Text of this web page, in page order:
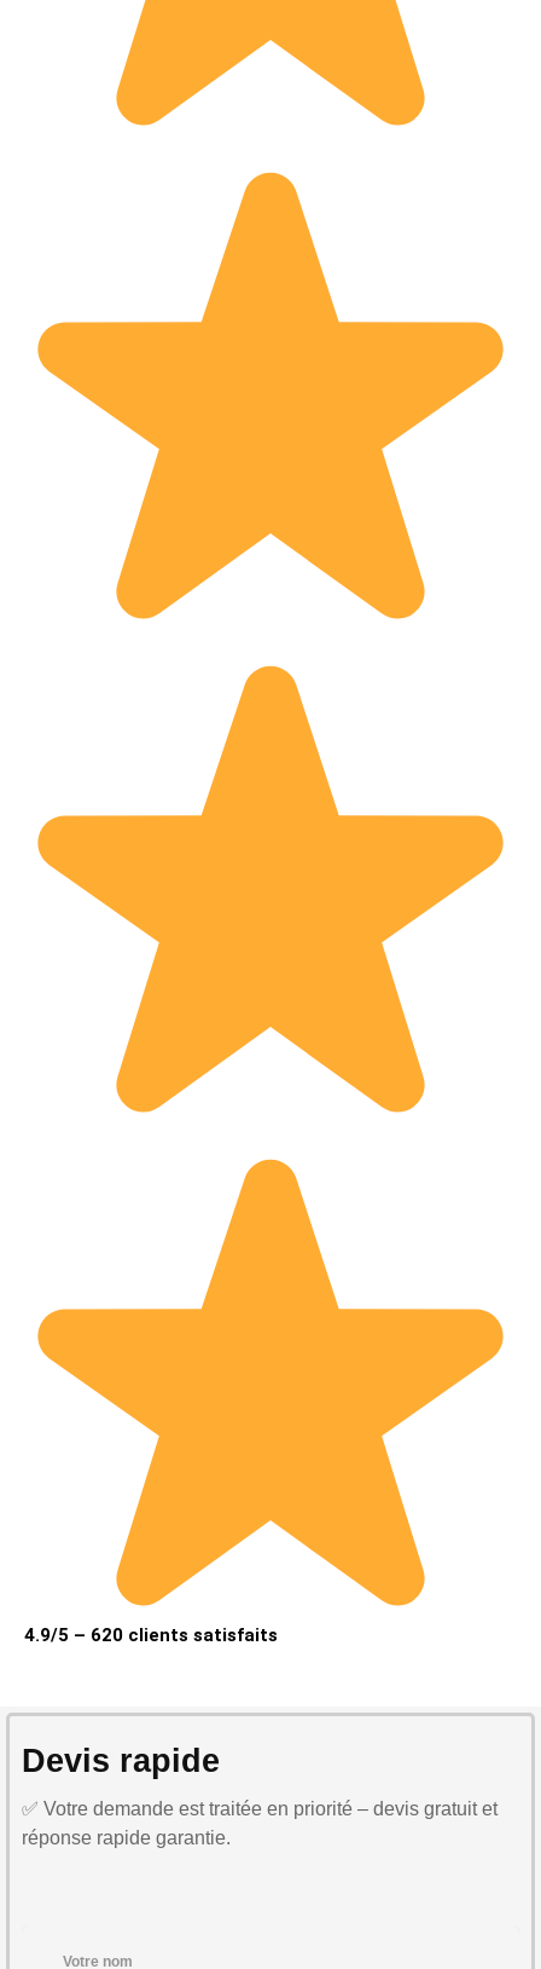
4.9/5 – 620 clients satisfaits
Devis rapide
✅ Votre demande est traitée en priorité – devis gratuit et
réponse rapide garantie.
Votre nom